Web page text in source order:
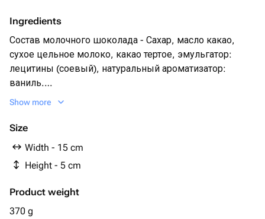
Ingredients
Состав молочного шоколада - Сахар, масло какао,
сухое цельное молоко, какао тертое, эмульгатор:
лецитины (соевый), натуральный ароматизатор:
ваниль.
Show more
Size
Width - 15 cm
Height - 5 cm
Product weight
370 g